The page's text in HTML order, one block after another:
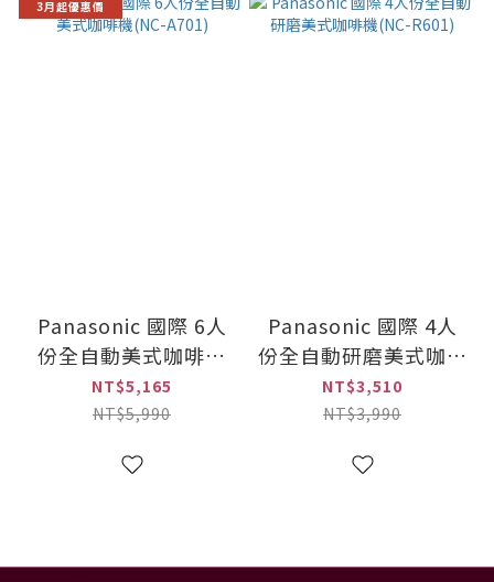
3月起優惠價
Panasonic 國際 6人
份全自動美式咖啡機
(NC-A701)
NT$5,165
NT$5,990
Panasonic 國際 4人
份全自動研磨美式咖啡
機(NC-R601)
NT$3,510
NT$3,990